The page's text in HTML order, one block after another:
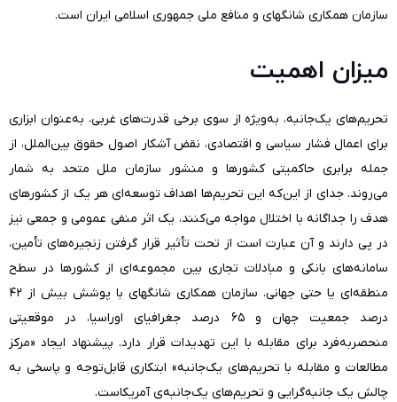
سازمان همکاری‌ شانگهای و منافع ملی جمهوری اسلامی ایران است.
میزان اهمیت
تحریم‌های یک‌جانبه، به‌ویژه از سوی برخی قدرت‌های غربی، به‌عنوان ابزاری
برای اعمال فشار سیاسی و اقتصادی، نقض آشکار اصول حقوق بین‌الملل، از
جمله برابری حاکمیتی کشورها و منشور سازمان ملل متحد به شمار
می‌روند. جدای از این‌که این تحریم‌ها اهداف توسعه‌ای هر یک از کشورهای
هدف را جداگانه با اختلال مواجه می‌کنند، یک اثر منفی عمومی و جمعی نیز
در پی دارند و آن عبارت است از تحت تأثیر قرار گرفتن زنجیره‌های تأمین،
سامانه‌های بانکی و مبادلات تجاری بین مجموعه‌ای از کشورها در سطح
منطقه‌ای یا حتی جهانی. سازمان همکاری شانگهای با پوشش بیش از ۴۲
درصد جمعیت جهان و ۶۵ درصد جغرافیای اوراسیا، در موقعیتی
منحصربه‌فرد برای مقابله با این تهدیدات قرار دارد. پیشنهاد ایجاد «مرکز
مطالعات و مقابله با تحریم‌های یک‌جانبه» ابتکاری قابل‌توجه و پاسخی به
چالش یک جانبه‌گرایی و تحریم‌های یک‌جانبه‌ی آمریکاست.